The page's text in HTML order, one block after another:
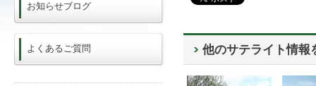
他のサテライト情報
お知らせブログ
よくあるご質問